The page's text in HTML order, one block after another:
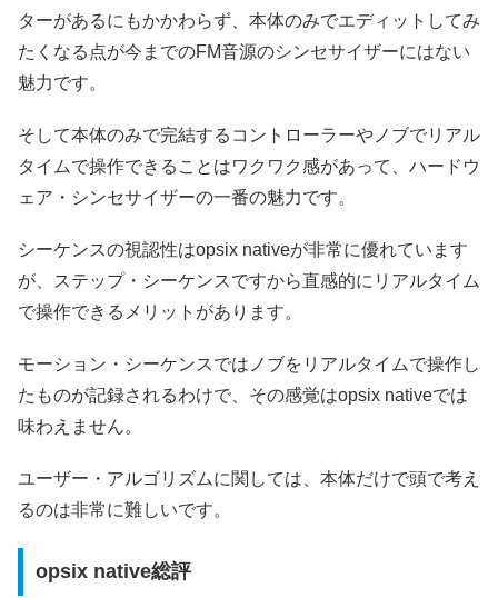
ターがあるにもかかわらず、本体のみでエディットしてみ
たくなる点が今までのFM音源のシンセサイザーにはない
魅力です。
そして本体のみで完結するコントローラーやノブでリアル
タイムで操作できることはワクワク感があって、ハードウ
ェア・シンセサイザーの一番の魅力です。
シーケンスの視認性はopsix nativeが非常に優れています
が、ステップ・シーケンスですから直感的にリアルタイム
で操作できるメリットがあります。
モーション・シーケンスではノブをリアルタイムで操作し
たものが記録されるわけで、その感覚はopsix nativeでは
味わえません。
ユーザー・アルゴリズムに関しては、本体だけで頭で考え
るのは非常に難しいです。
opsix native総評